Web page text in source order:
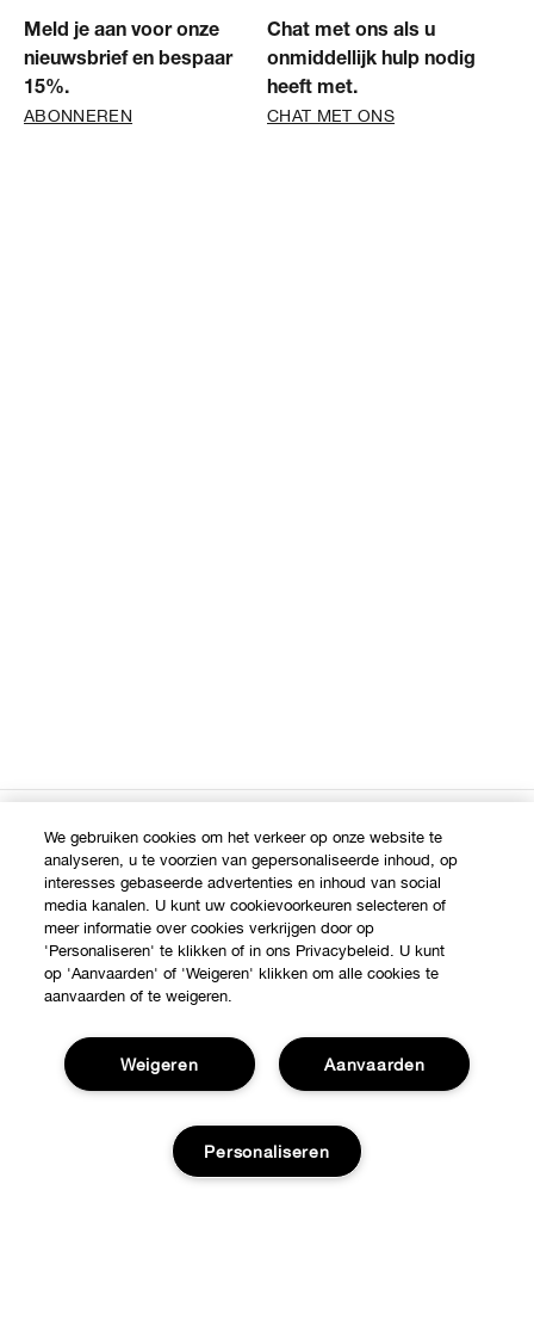
Meld je aan voor onze
nieuwsbrief en bespaar
15%.
ABONNEREN
Chat met ons als u
onmiddellijk hulp nodig
heeft met.
CHAT MET ONS
Shop
Verkooppunten
Aanbiedingen
Over Clinique
Clinique Philosophy
Internationale websites
Hulp nodig?
Klantendienst
Contacteer Fabrikant
Volg mijn bestelling
Retours & Omruilingen
Privacy en voorwaarden
Gebruiksvoorwaarden
We gebruiken cookies om het verkeer op onze website te
analyseren, u te voorzien van gepersonaliseerde inhoud, op
interesses gebaseerde advertenties en inhoud van social
media kanalen. U kunt uw cookievoorkeuren selecteren of
meer informatie over cookies verkrijgen door op
'Personaliseren' te klikken of in ons Privacybeleid. U kunt
op 'Aanvaarden' of 'Weigeren' klikken om alle cookies te
aanvaarden of te weigeren.
Aanvaarden
Weigeren
Personaliseren